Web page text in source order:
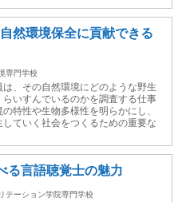
然環境保全に貢献できる
専門学校
、その自然環境にどのような野生
らいすんでいるのかを調査する仕事
特性や生物多様性を明らかにし、
していく社会をつくるための重要な
る言語聴覚士の魅力
テーション学院専門学校